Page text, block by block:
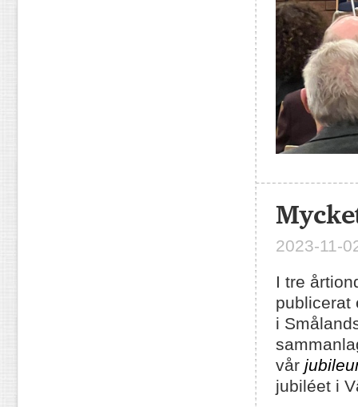
2023-11-
I tre
publicerat
i
vår
jubiléet i